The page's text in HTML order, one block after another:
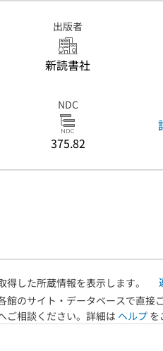
出版者
新読書社
NDC
375.82
した所蔵情報を表示します。
のサイト・データベースで直
ご相談ください。詳細は ヘルプ を